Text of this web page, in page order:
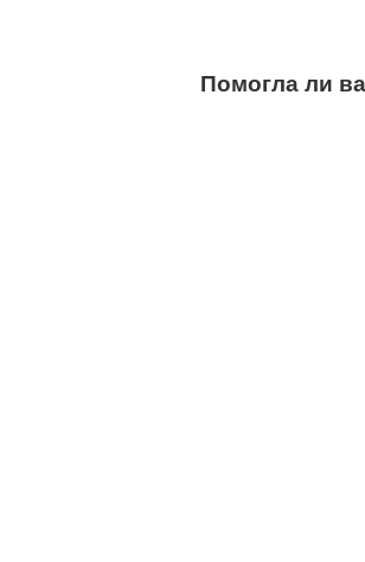
Помогла ли